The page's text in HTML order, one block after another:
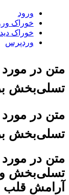
ورود
خوراک
خوراک
وردپرس
متن در
تسلی‌بخش
متن در
تسلی‌بخش
متن در
تسلی‌بخش و
آرامش قلب